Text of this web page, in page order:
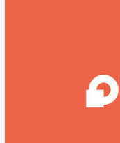
Оборудование